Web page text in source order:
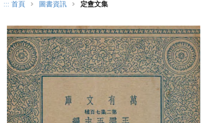
::: 首頁 圖書資訊 定盦文集